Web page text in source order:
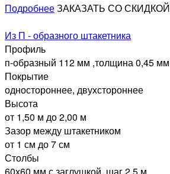
ПодробнееЗАКАЗАТЬ СО СКИДКОЙ
Из П - образного штакетника
Профиль
п-образный 112 мм ,толщина 0,45 мм
Покрытие
одностороннее, двухстороннее
Высота
от 1,50 м до 2,00 м
Зазор между штакетником
от 1 см до 7 см
Столбы
60х60 мм с заглушкой, шаг 2,5 м